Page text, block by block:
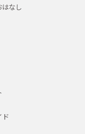
なし